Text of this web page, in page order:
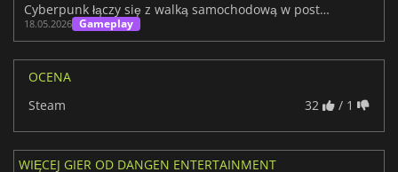
Cyberpunk łączy się z walką samochodową w postapokaliptycznym RoadOut
18.05.2026 Gameplay
OCENA
Steam
32 / 1
WIĘCEJ GIER OD DANGEN ENTERTAINMENT